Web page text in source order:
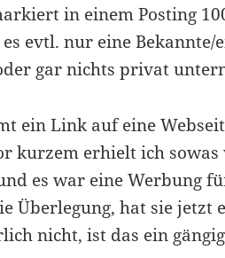
in einem Posting
evtl. nur eine
gar nichts privat
ein Link auf eine
kurzem erhielt ich
es war eine Werbung
Überlegung, hat sie jetzt
nicht, ist das ein